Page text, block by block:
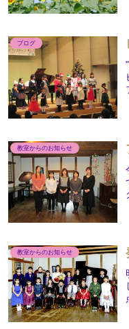
ブログ
教室からのお知らせ
教室からのお知らせ